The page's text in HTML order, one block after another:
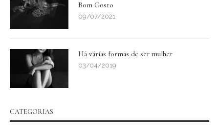
Bom Gosto
09/07/2021
Há várias formas de ser mulher
03/04/2019
CATEGORIAS